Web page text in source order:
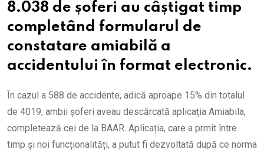
8.038 de șoferi au câștigat timp
completând formularul de
constatare amiabilă a
accidentului în format electronic.
În cazul a 588 de accidente, adică aproape 15% din totalul
de 4019, ambii șoferi aveau descărcată aplicația Amiabila,
completează cei de la BAAR. Aplicația, care a prmit între
timp și noi funcționalități, a putut fi dezvoltată după ce norma